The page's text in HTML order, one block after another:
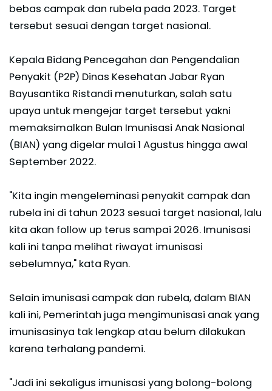
bebas campak dan rubela pada 2023. Target
tersebut sesuai dengan target nasional.
Kepala Bidang Pencegahan dan Pengendalian
Penyakit (P2P) Dinas Kesehatan Jabar Ryan
Bayusantika Ristandi menuturkan, salah satu
upaya untuk mengejar target tersebut yakni
memaksimalkan Bulan Imunisasi Anak Nasional
(BIAN) yang digelar mulai 1 Agustus hingga awal
September 2022.
"Kita ingin mengeleminasi penyakit campak dan
rubela ini di tahun 2023 sesuai target nasional, lalu
kita akan follow up terus sampai 2026. Imunisasi
kali ini tanpa melihat riwayat imunisasi
sebelumnya," kata Ryan.
Selain imunisasi campak dan rubela, dalam BIAN
kali ini, Pemerintah juga mengimunisasi anak yang
imunisasinya tak lengkap atau belum dilakukan
karena terhalang pandemi.
"Jadi ini sekaligus imunisasi yang bolong-bolong